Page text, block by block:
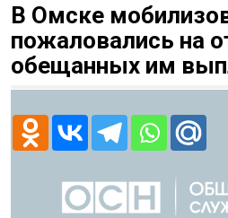
В Омске
пожаловались на
обещанных им